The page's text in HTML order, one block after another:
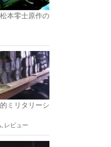
本零士原作の
ミリタリーシ
レビュー